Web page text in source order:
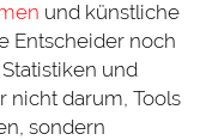
und künstliche
Entscheider noch
Statistiken und
nicht darum, Tools
sondern